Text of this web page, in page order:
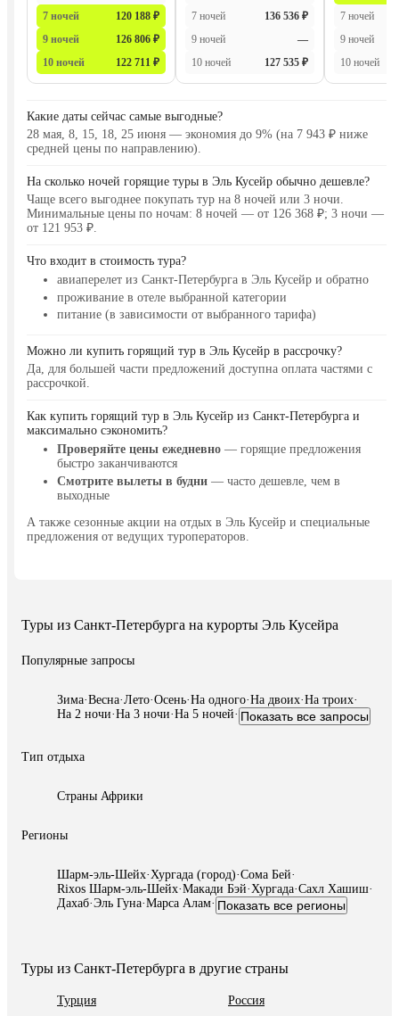
7 ночей
120 188 ₽
9 ночей
126 806 ₽
10 ночей
122 711 ₽
7 ночей
136 536 ₽
9 ночей
—
10 ночей
127 535 ₽
7 ночей
9 ночей
10 ночей
Какие даты сейчас самые выгодные?
28 мая, 8, 15, 18, 25 июня — экономия до 9% (на 7 943 ₽ ниже
средней цены по направлению).
На сколько ночей горящие туры в Эль Кусейр обычно дешевле?
Чаще всего выгоднее покупать тур на 8 ночей или 3 ночи.
Минимальные цены по ночам: 8 ночей — от 126 368 ₽; 3 ночи —
от 121 953 ₽.
Что входит в стоимость тура?
авиаперелет из Санкт-Петербурга в Эль Кусейр и обратно
проживание в отеле выбранной категории
питание (в зависимости от выбранного тарифа)
Можно ли купить горящий тур в Эль Кусейр в рассрочку?
Да, для большей части предложений доступна оплата частями с
рассрочкой.
Как купить горящий тур в Эль Кусейр из Санкт-Петербурга и
максимально сэкономить?
Проверяйте цены ежедневно— горящие предложения
быстро заканчиваются
Смотрите вылеты в будни— часто дешевле, чем в
выходные
А также сезонные акции на отдых в Эль Кусейр и специальные
предложения от ведущих туроператоров.
Туры из Санкт-Петербурга на курорты Эль Кусейра
Популярные запросы
Зима·Весна·Лето·Осень·На одного·На двоих·На троих·
На 2 ночи·На 3 ночи·На 5 ночей· Показать все запросы
Тип отдыха
Страны Африки
Регионы
Шарм-эль-Шейх· Хургада (город)·Сома Бей·
Rixos Шарм-эль-Шейх·Макади Бэй· Хургада·Сахл Хашиш·
Дахаб·Эль Гуна·Марса Алам· Показать все регионы
Туры из Санкт-Петербурга в другие страны
Турция
Россия